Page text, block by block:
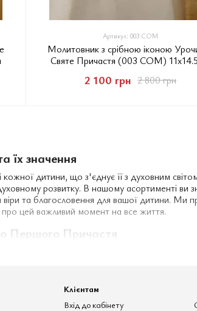
їх значення
дитини, що з'єднує її з духовним
розвитку. В нашому асортименті ви
та благословення для вашої дитини. Ми
цей важливий момент на все життя.
Першого Причастя
Причастя
Артикул: 003 COM
Молитовник з срібною іконою
Святе Причастя (003 COM)
2 800 грн
2 100 грн
Клієнтам
Вхід до кабінету